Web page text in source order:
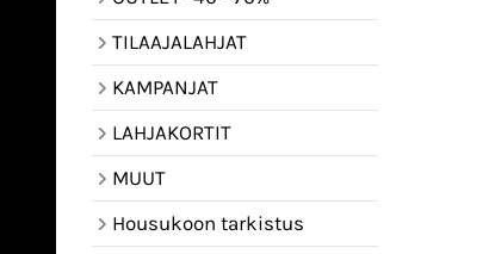
TILAAJALAHJAT
KAMPANJAT
LAHJAKORTIT
MUUT
Housukoon tarkistus